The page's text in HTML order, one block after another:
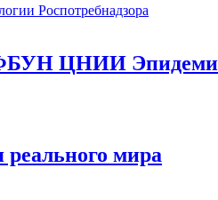
ЦНИИ
реального мира